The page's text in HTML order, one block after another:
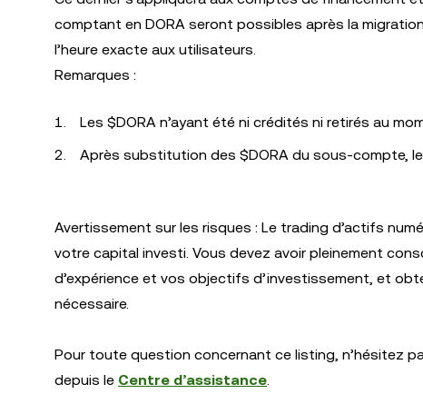
comptant en DORA seront possibles après la
l’heure exacte aux utilisateurs.
Remarques :
Les $DORA n’ayant été ni crédités ni retirés au
Après substitution des $DORA du sous-compte,
Avertissement sur les risques : Le trading d’actifs
votre capital investi. Vous devez avoir pleinement
d’expérience et vos objectifs d’investissement, et
nécessaire.
Pour toute question concernant ce listing, n’hésitez
depuis le Centre d’assistance.